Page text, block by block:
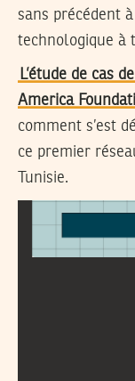
sans précédent
technologique à
L’étude de cas
America
comment s’est
ce premier
Tunisie.